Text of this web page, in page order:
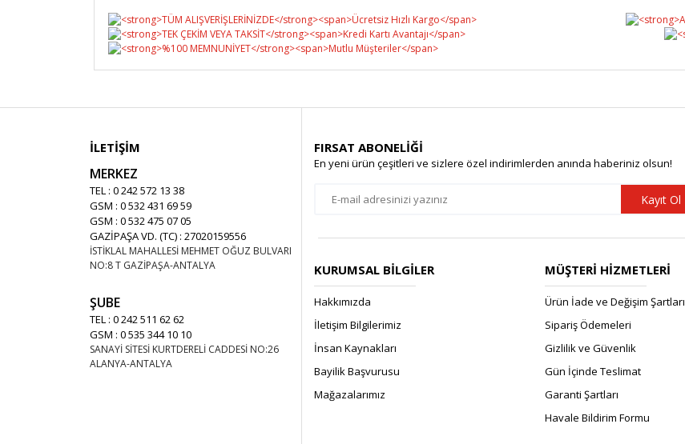
İLETİŞİM
MERKEZ
TEL : 0 242 572 13 38
GSM : 0 532 431 69 59
GSM : 0 532 475 07 05
GAZİPAŞA VD. (TC) : 27020159556
İSTİKLAL MAHALLESİ MEHMET OĞUZ BULVARI
NO:8 T GAZİPAŞA-ANTALYA
ŞUBE
TEL : 0 242 511 62 62
GSM : 0 535 344 10 10
SANAYİ SİTESİ KURTDERELİ CADDESİ NO:26
ALANYA-ANTALYA
FIRSAT ABONELİĞİ
En yeni ürün çeşitleri ve sizlere özel indirimlerden anında haberiniz olsun!
Kayıt Ol
KURUMSAL BİLGİLER
Hakkımızda
İletişim Bilgilerimiz
İnsan Kaynakları
Bayilik Başvurusu
Mağazalarımız
MÜŞTERİ HİZMETLERİ
Ürün İade ve Değişim Şartları
Sipariş Ödemeleri
Gizlilik ve Güvenlik
Gün İçinde Teslimat
Garanti Şartları
Havale Bildirim Formu